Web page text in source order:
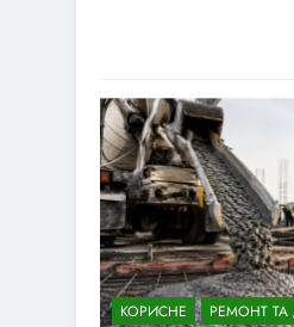
КОРИСНЕ РЕМОНТ